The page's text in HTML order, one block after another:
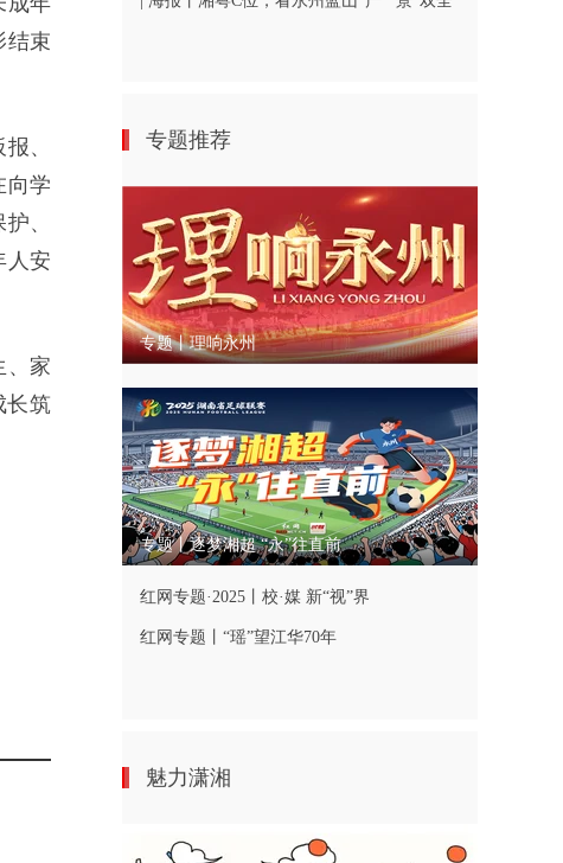
结束
、
向学
、
人安
、家
长筑
专题推荐
专题丨理响永州
专题丨逐梦湘超 “永”往直前
红网专题·2025丨校·媒 新“视”界
红网专题丨“瑶”望江华70年
魅力潇湘